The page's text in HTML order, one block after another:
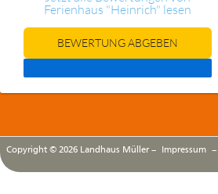
Ferienhaus "Heinrich" lesen
BEWERTUNG ABGEBEN
Copyright © 2026 Landhaus Müller – Impressum–